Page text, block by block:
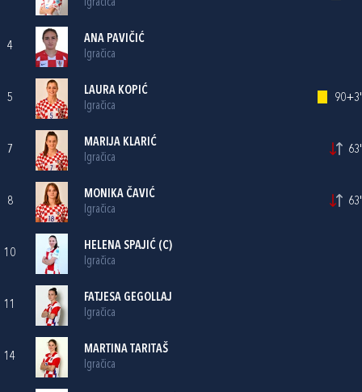
Igračica
4
ANA PAVIČIĆ
Igračica
5
LAURA KOPIĆ
Igračica
90+3'
7
MARIJA KLARIĆ
Igračica
63'
8
MONIKA ČAVIĆ
Igračica
63'
10
HELENA SPAJIĆ (C)
Igračica
11
FATJESA GEGOLLAJ
Igračica
14
MARTINA TARITAŠ
Igračica